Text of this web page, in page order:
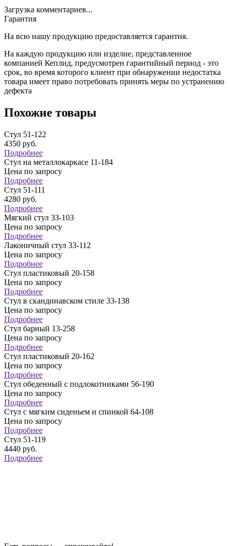
Загрузка комментариев...
Гарантия
На всю нашу продукцию предоставляется гарантия.
На каждую продукцию или изделие, представленное
компанией Кеплид, предусмотрен гарантийный период - это
срок, во время которого клиент при обнаружении недостатка
товара имеет право потребовать принять меры по устранению
дефекта
Похожие товары
Стул 51-122
4350 руб.
Подробнее
Стул на металлокаркасе 11-184
Цена по запросу
Подробнее
Стул 51-111
4280 руб.
Подробнее
Мягкий стул 33-103
Цена по запросу
Подробнее
Лаконичный стул 33-112
Цена по запросу
Подробнее
Стул пластиковый 20-158
Цена по запросу
Подробнее
Стул в скандинавском стиле 33-138
Цена по запросу
Подробнее
Стул барный 13-258
Цена по запросу
Подробнее
Стул пластиковый 20-162
Цена по запросу
Подробнее
Стул обеденный с подлокотниками 56-190
Цена по запросу
Подробнее
Стул с мягким сиденьем и спинкой 64-108
Цена по запросу
Подробнее
Стул 51-119
4440 руб.
Подробнее